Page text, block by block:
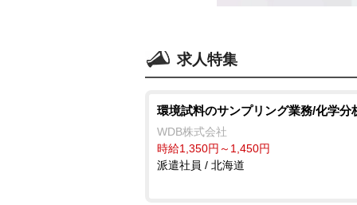
求人特集
環境試料のサンプリング業務/化学分
WDB株式会社
時給1,350円～1,450円
派遣社員 / 北海道